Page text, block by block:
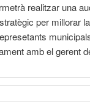
realitzar una
per millorar
amb el gerent